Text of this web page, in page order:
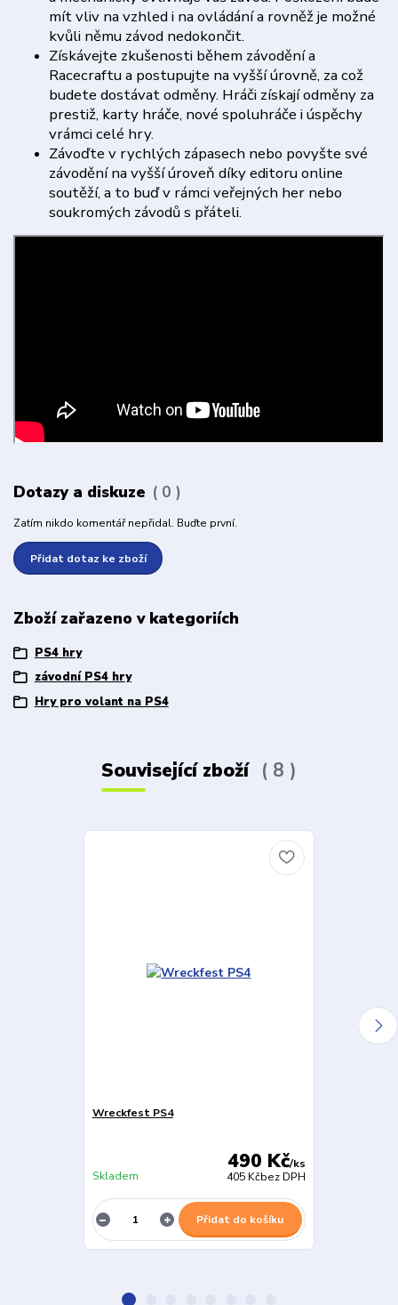
mít vliv na vzhled i na ovládání a rovněž je možné
kvůli němu závod nedokončit.
Získávejte zkušenosti během závodění a
Racecraftu a postupujte na vyšší úrovně, za což
budete dostávat odměny. Hráči získají odměny za
prestiž, karty hráče, nové spoluhráče i úspěchy
vrámci celé hry.
Závoďte v rychlých zápasech nebo povyšte své
závodění na vyšší úroveň díky editoru online
soutěží, a to buď v rámci veřejných her nebo
soukromých závodů s přáteli.
Dotazy a diskuze 0
Zatím nikdo komentář nepřidal. Buďte první.
Přidat dotaz ke zboží
Zboží zařazeno v kategoriích
PS4 hry
závodní PS4 hry
Hry pro volant na PS4
Související zboží 8
Wreckfest PS4
490 Kč/ks
405 Kčbez DPH
Skladem
Přidat do košíku